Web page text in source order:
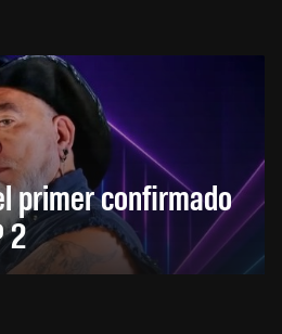
primer confirmado
2